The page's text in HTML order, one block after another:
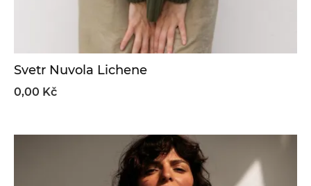
Svetr Nuvola Lichene
0,00 Kč